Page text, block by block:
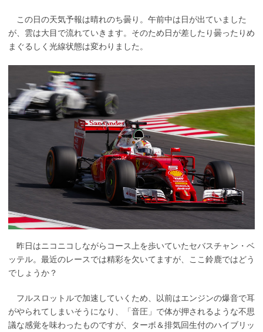
この日の天気予報は晴れのち曇り。午前中は日が出ていました
が、雲は大目で流れていきます。そのため日が差したり曇ったりめ
まぐるしく光線状態は変わりました。
昨日はニコニコしながらコース上を歩いていたセバスチャン・ベ
ッテル。最近のレースでは精彩を欠いてますが、ここ鈴鹿ではどう
でしょうか？
フルスロットルで加速していくため、以前はエンジンの爆音で耳
がやられてしまいそうになり、「音圧」で体が押されるような不思
議な感覚を味わったものですが、ターボ＆排気回生付のハイブリッ